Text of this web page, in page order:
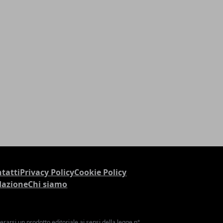
Privacy PolicyCookie Policy
Chi siamo